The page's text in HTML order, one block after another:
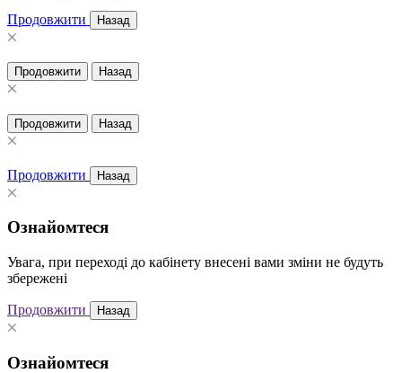
Продовжити Назад
Продовжити Назад
Продовжити Назад
Продовжити Назад
Ознайомтеся
Увага, при переході до кабінету внесені вами зміни не будуть
збережені
Продовжити Назад
Ознайомтеся